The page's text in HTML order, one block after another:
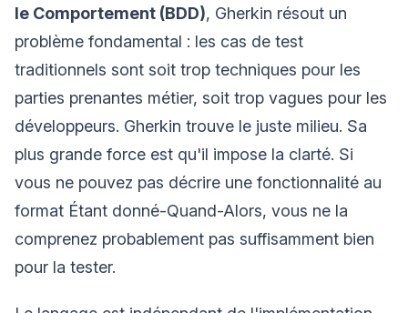
le Comportement (BDD), Gherkin résout un
problème fondamental : les cas de test
traditionnels sont soit trop techniques pour les
parties prenantes métier, soit trop vagues pour les
développeurs. Gherkin trouve le juste milieu. Sa
plus grande force est qu'il impose la clarté. Si
vous ne pouvez pas décrire une fonctionnalité au
format Étant donné-Quand-Alors, vous ne la
comprenez probablement pas suffisamment bien
pour la tester.